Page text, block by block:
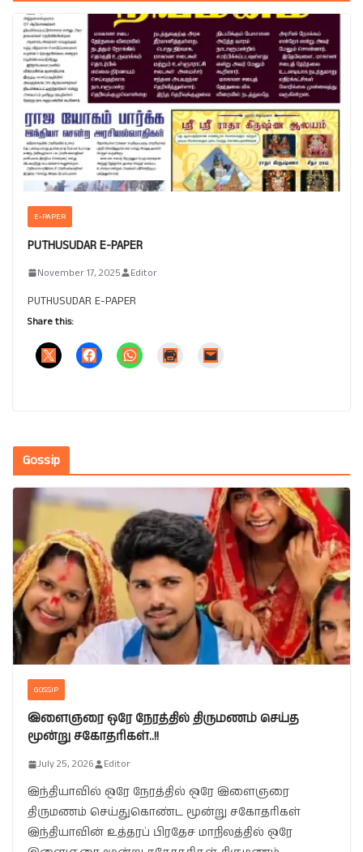
E-PAPER
PUTHUSUDAR E-PAPER
November 17, 2025 Editor
PUTHUSUDAR E-PAPER
Share this:
Gossip
GOSSIP
இளைஞரை ஒரே நேரத்தில் திருமணம் செய்த
மூன்று சகோதரிகள்..!!
July 25, 2026 Editor
இந்தியாவில் ஒரே நேரத்தில் ஒரே இளைஞரை
திருமணம் செய்துகொண்ட மூன்று சகோதரிகள்
இந்தியாவின் உத்தரப் பிரதேச மாநிலத்தில் ஒரே